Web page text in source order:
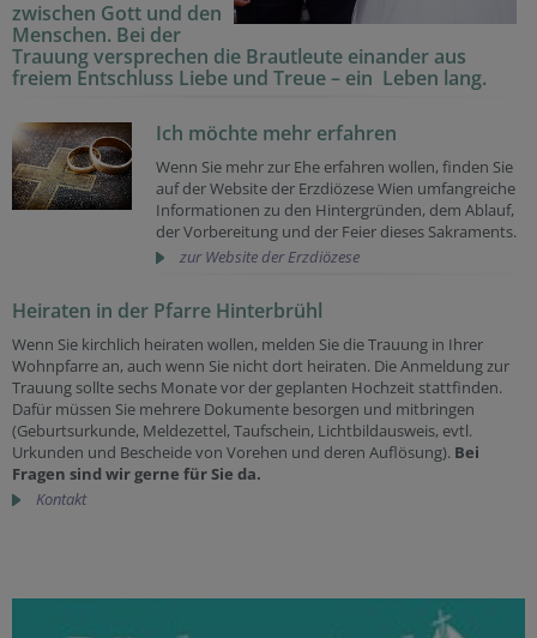
zwischen Gott und den
Menschen. Bei der
Trauung versprechen die Brautleute einander aus
freiem Entschluss Liebe und Treue – ein Leben lang.
Ich möchte mehr erfahren
Wenn Sie mehr zur Ehe erfahren wollen, finden Sie
auf der Website der Erzdiözese Wien umfangreiche
Informationen zu den Hintergründen, dem Ablauf,
der Vorbereitung und der Feier dieses Sakraments.
zur Website der Erzdiözese
Heiraten in der Pfarre Hinterbrühl
Wenn Sie kirchlich heiraten wollen, melden Sie die Trauung in Ihrer
Wohnpfarre an, auch wenn Sie nicht dort heiraten. Die Anmeldung zur
Trauung sollte sechs Monate vor der geplanten Hochzeit stattfinden.
Dafür müssen Sie mehrere Dokumente besorgen und mitbringen
(Geburtsurkunde, Meldezettel, Taufschein, Lichtbildausweis, evtl.
Urkunden und Bescheide von Vorehen und deren Auflösung). Bei
Fragen sind wir gerne für Sie da.
Kontakt